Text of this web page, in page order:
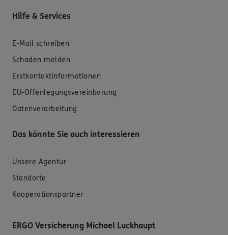
Hilfe & Services
E-Mail schreiben
Schaden melden
Erstkontaktinformationen
EU-Offenlegungsvereinbarung
Datenverarbeitung
Das könnte Sie auch interessieren
Unsere Agentur
Standorte
Kooperationspartner
ERGO Versicherung Michael Luckhaupt